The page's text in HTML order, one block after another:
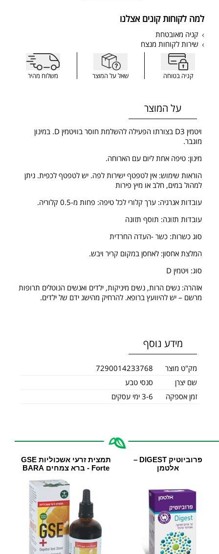
למה לקוחות קונים אצלנו
קניה מאובטחת
שירות לקוחות מנצח
קניה בטוחה שאל על המוצר משלוח מהיר
על המוצר
ויטמין D3 בצורתו הפעילה להשלמת חוסר בוויטמין D. במינון
מוגבר.
מינון: טיפה אחת ליום עם הארוחה.
הוראות שימוש: אין לטפטף ישירות לפה. יש לטפטף לכפית. ניתן
למהול במים, חלב או מיץ פירות
עובדות אנרגיה: ערך קלורי לכל טיפה: פחות מ-0.5 קלוריה.
עובדות תזונה: תוסף תזונה
סוג כשרות: כשר -העדה החרדית
המלצת אחסון: לאחסן במקום קריר ויבש.
סוג: ויטמין D
אזהרה: נשים הרות, נשים מיניקות, ילדים ואנשים הנוטלים תרופות
מרשם – יש להיוועץ ברופא. להרחיק מהישג ידם של ילדים.
מידע נוסף
מק"ט מוצר
7290014233768
שם יצרן
סנסי טבע
זמן אספקה
3-6 ימי עסקים
פרוביוטיק DIGEST –
אלטמן
תמצית זרעי אשכוליות GSE
Forte - ברא צמחים BARA